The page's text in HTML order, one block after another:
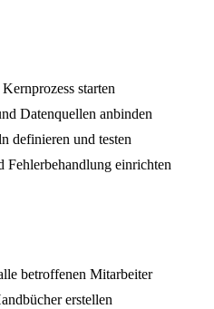
starten
Datenquellen anbinden
definieren und testen
Fehlerbehandlung einrichten
betroffenen Mitarbeiter
erstellen